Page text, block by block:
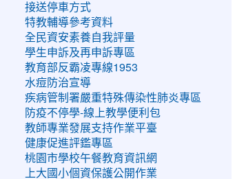
接送停車方式
特教輔導參考資料
全民資安素養自我評量
學生申訴及再申訴專區
教育部反霸凌專線1953
水痘防治宣導
疾病管制署嚴重特殊傳染性肺炎專區
防疫不停學-線上教學便利包
教師專業發展支持作業平臺
健康促進評鑑專區
桃園市學校午餐教育資訊網
上大國小個資保護公開作業